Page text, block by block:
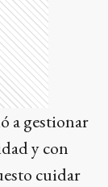
a gestionar
y con
cuidar